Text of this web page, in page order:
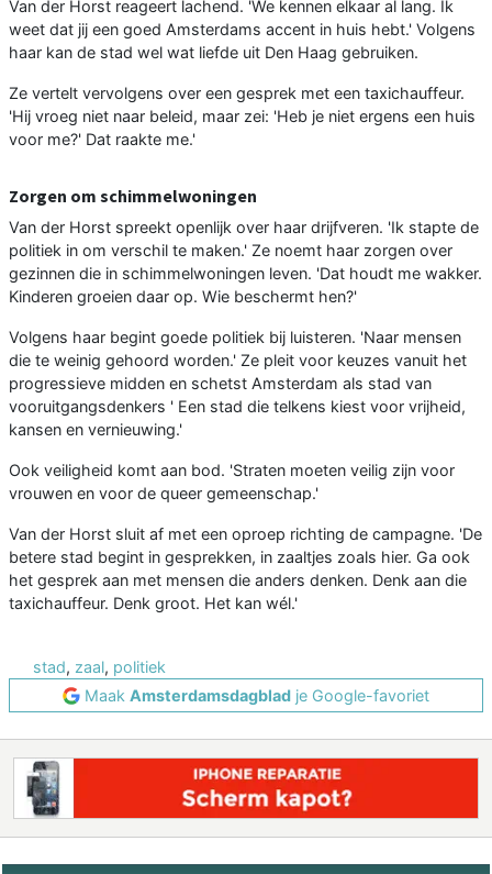
Van der Horst reageert lachend. 'We kennen elkaar al lang. Ik
weet dat jij een goed Amsterdams accent in huis hebt.' Volgens
haar kan de stad wel wat liefde uit Den Haag gebruiken.
Ze vertelt vervolgens over een gesprek met een taxichauffeur.
'Hij vroeg niet naar beleid, maar zei: 'Heb je niet ergens een huis
voor me?' Dat raakte me.'
Zorgen om schimmelwoningen
Van der Horst spreekt openlijk over haar drijfveren. 'Ik stapte de
politiek in om verschil te maken.' Ze noemt haar zorgen over
gezinnen die in schimmelwoningen leven. 'Dat houdt me wakker.
Kinderen groeien daar op. Wie beschermt hen?'
Volgens haar begint goede politiek bij luisteren. 'Naar mensen
die te weinig gehoord worden.' Ze pleit voor keuzes vanuit het
progressieve midden en schetst Amsterdam als stad van
vooruitgangsdenkers ' Een stad die telkens kiest voor vrijheid,
kansen en vernieuwing.'
Ook veiligheid komt aan bod. 'Straten moeten veilig zijn voor
vrouwen en voor de queer gemeenschap.'
Van der Horst sluit af met een oproep richting de campagne. 'De
betere stad begint in gesprekken, in zaaltjes zoals hier. Ga ook
het gesprek aan met mensen die anders denken. Denk aan die
taxichauffeur. Denk groot. Het kan wél.'
stad, zaal, politiek
Maak Amsterdamsdagblad je Google-favoriet